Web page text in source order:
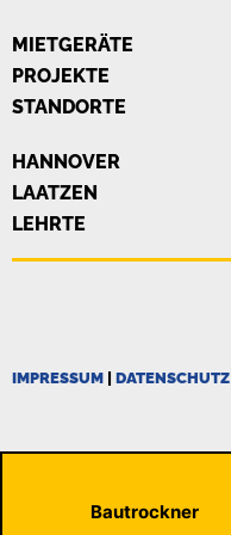
Bautrockner
MIETGERÄTE
PROJEKTE
STANDORTE
HANNOVER
LAATZEN
LEHRTE
IMPRESSUM DATENSCHUTZ